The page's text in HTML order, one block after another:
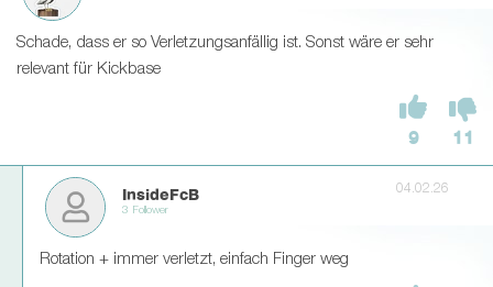
Schade, dass er so Verletzungsanfällig ist. Sonst wäre er sehr
relevant für Kickbase
9 11
InsideFcB
3 Follower
04.02.26
Rotation + immer verletzt, einfach Finger weg